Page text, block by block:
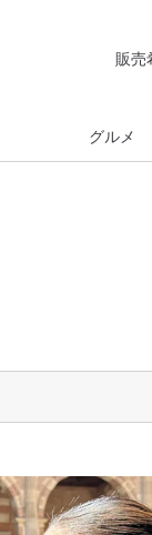
販売
グルメ